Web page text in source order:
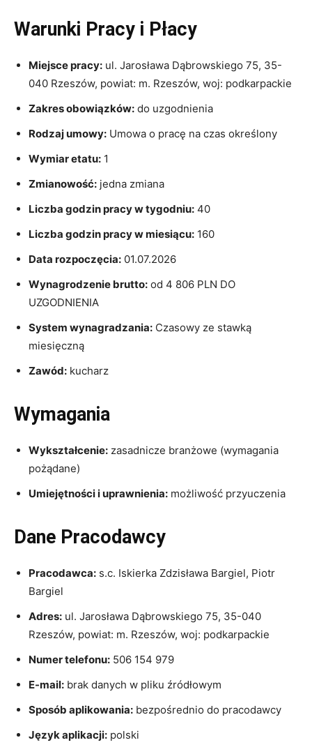
Warunki Pracy i Płacy
Miejsce pracy: ul. Jarosława Dąbrowskiego 75, 35-
040 Rzeszów, powiat: m. Rzeszów, woj: podkarpackie
Zakres obowiązków: do uzgodnienia
Rodzaj umowy: Umowa o pracę na czas określony
Wymiar etatu: 1
Zmianowość: jedna zmiana
Liczba godzin pracy w tygodniu: 40
Liczba godzin pracy w miesiącu: 160
Data rozpoczęcia: 01.07.2026
Wynagrodzenie brutto: od 4 806 PLN DO
UZGODNIENIA
System wynagradzania: Czasowy ze stawką
miesięczną
Zawód: kucharz
Wymagania
Wykształcenie: zasadnicze branżowe (wymagania
pożądane)
Umiejętności i uprawnienia: możliwość przyuczenia
Dane Pracodawcy
Pracodawca: s.c. Iskierka Zdzisława Bargiel, Piotr
Bargiel
Adres: ul. Jarosława Dąbrowskiego 75, 35-040
Rzeszów, powiat: m. Rzeszów, woj: podkarpackie
Numer telefonu: 506 154 979
E-mail: brak danych w pliku źródłowym
Sposób aplikowania: bezpośrednio do pracodawcy
Język aplikacji: polski